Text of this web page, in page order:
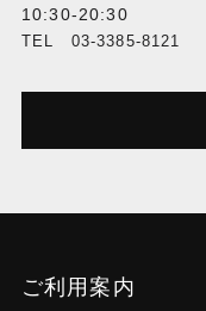
10:30-20:30
TEL 03-3385-8121
ご利用案内